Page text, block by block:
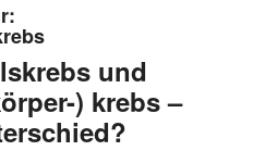
und
) krebs –